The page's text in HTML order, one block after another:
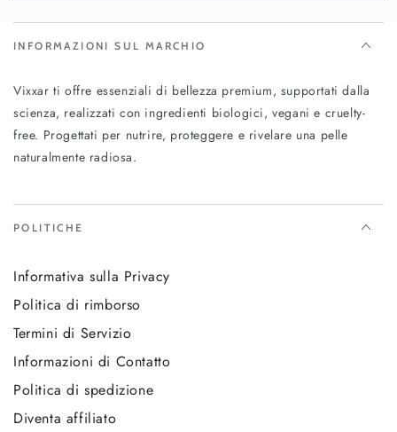
INFORMAZIONI SUL MARCHIO
Vixxar ti offre essenziali di bellezza premium, supportati dalla
scienza, realizzati con ingredienti biologici, vegani e cruelty-
free. Progettati per nutrire, proteggere e rivelare una pelle
naturalmente radiosa.
POLITICHE
Informativa sulla Privacy
Politica di rimborso
Termini di Servizio
Informazioni di Contatto
Politica di spedizione
Diventa affiliato